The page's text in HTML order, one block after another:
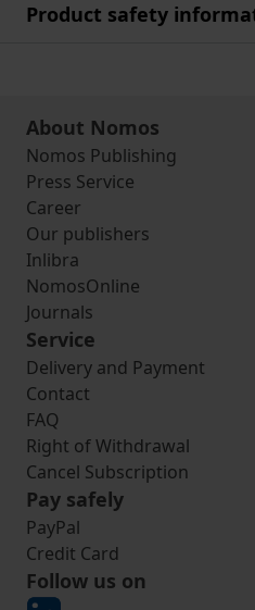
Product safety
About Nomos
Nomos Publishing
Press Service
Career
Our publishers
Inlibra
NomosOnline
Journals
Service
Delivery and Payment
Contact
FAQ
Right of Withdrawal
Cancel Subscription
Pay safely
PayPal
Credit Card
Follow us on